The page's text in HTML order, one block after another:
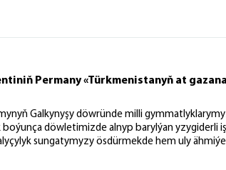
Permany «Türkmenistanyň at
Galkynyşy döwründe milli
döwletimizde alnyp barylýan yzygiderli
sungatymyzy ösdürmekde hem uly